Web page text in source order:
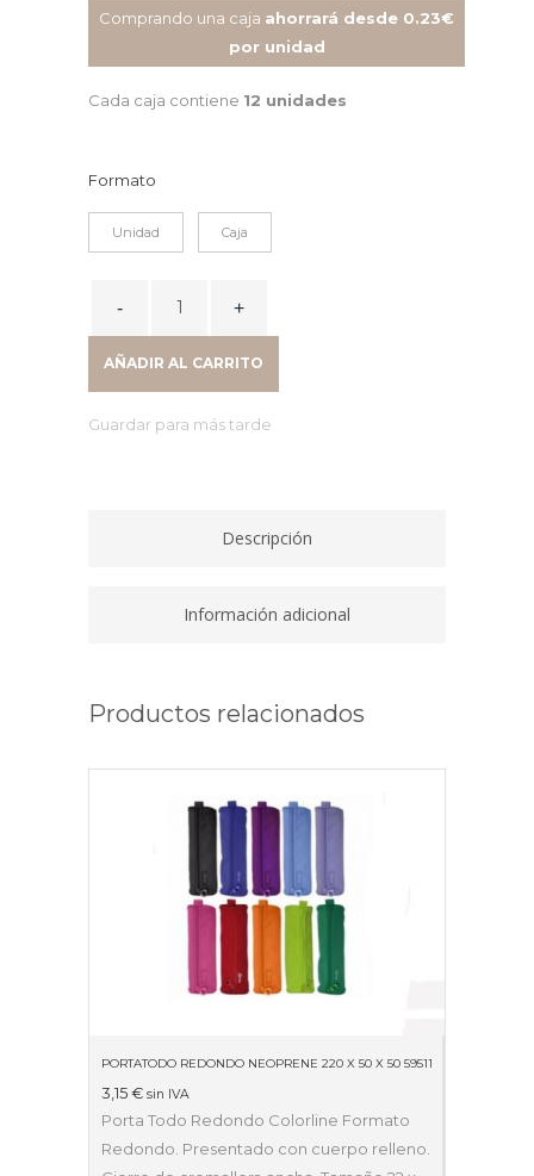
Comprando una caja ahorrará desde 0.23€
por unidad
Cada caja contiene 12 unidades
Formato
Unidad Caja
PUNTA
1701/03
AÑADIR AL CARRITO
Guardar para más tarde
Descripción
Información adicional
Productos relacionados
PORTATODO REDONDO NEOPRENE 220 X 50 X 50 59511
3,15 € sin IVA
Porta Todo Redondo Colorline Formato
Redondo. Presentado con cuerpo relleno.